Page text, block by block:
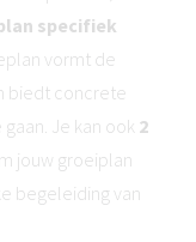
specifiek
vormt de
biedt concrete
Je kan ook 2
jouw groeiplan
begeleiding van